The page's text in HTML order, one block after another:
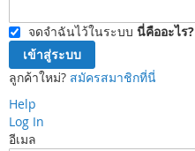
จดจำฉันไว้ในระบบ นี่คืออะไร?
เข้าสู่ระบบ
ลูกค้าใหม่? สมัครสมาชิกที่นี่
Help
Log In
อีเมล